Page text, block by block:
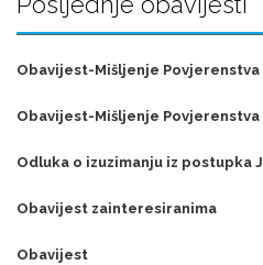
Obavijest-Mišljenje Povjerenstva
Obavijest-Mišljenje Povjerenstva
Odluka o izuzimanju iz postupka
Obavijest zainteresiranima
Obavijest